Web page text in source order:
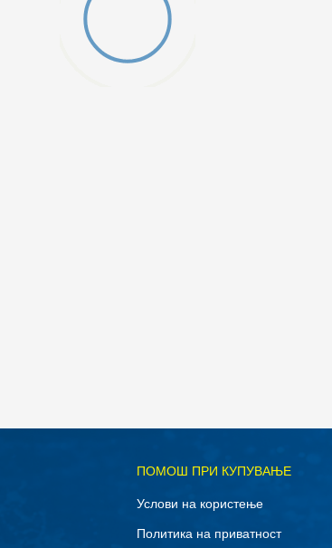
ПОМОШ ПРИ КУПУВАЊЕ
Услови на користење
Политика на приватност